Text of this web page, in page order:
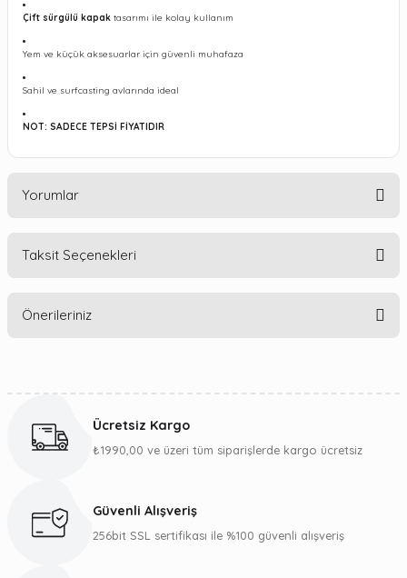
Çift sürgülü kapak tasarımı ile kolay kullanım
Yem ve küçük aksesuarlar için güvenli muhafaza
Sahil ve surfcasting avlarında ideal
NOT: SADECE TEPSİ FİYATIDIR
Yorumlar
Taksit Seçenekleri
Önerileriniz
Görüş ve önerileriniz için teşekkür ederiz.
Ürün bilgilerinde hatalar bulunuyor.
Ücretsiz Kargo
₺1990,00 ve üzeri tüm siparişlerde kargo ücretsiz
Güvenli Alışveriş
256bit SSL sertifikası ile %100 güvenli alışveriş